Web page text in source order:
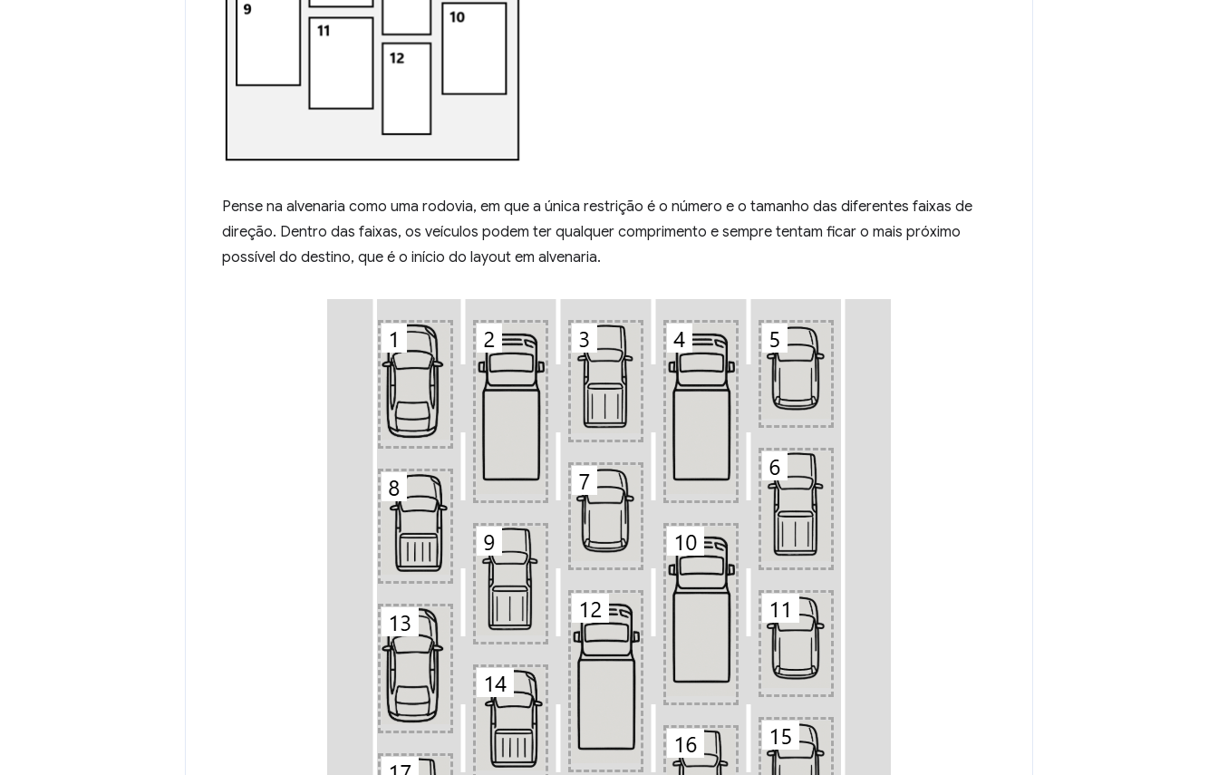
Pense na alvenaria como uma rodovia, em que a única restrição é o número e o tamanho das diferentes faixas de
direção. Dentro das faixas, os veículos podem ter qualquer comprimento e sempre tentam ficar o mais próximo
possível do destino, que é o início do layout em alvenaria.